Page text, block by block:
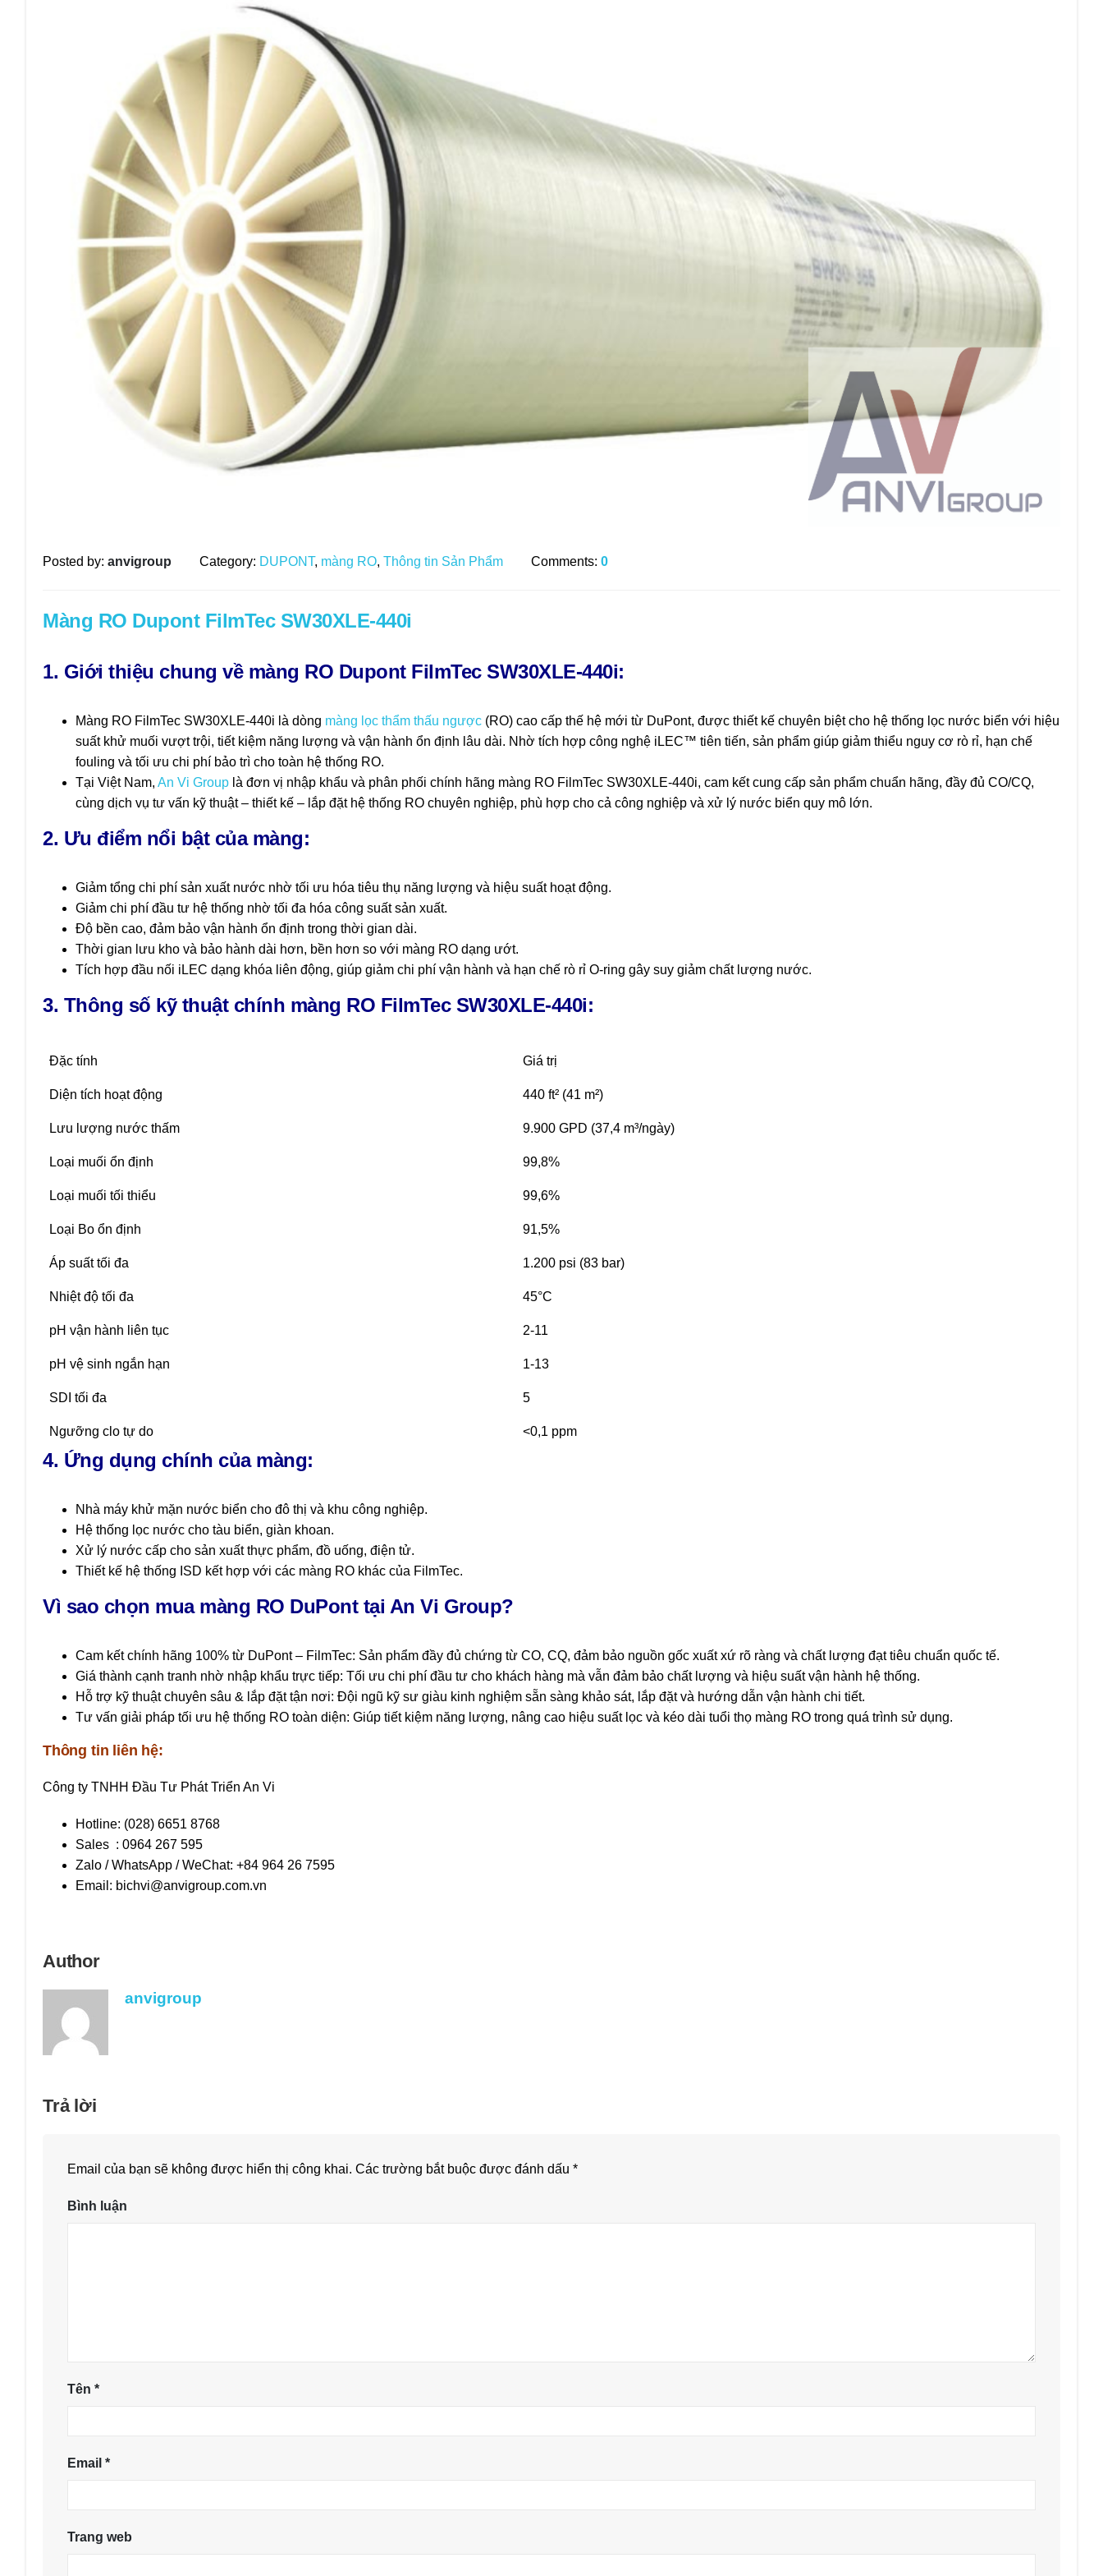
Posted by: anvigroup Category: DUPONT, màng RO, Thông tin Sản Phẩm Comments: 0
Màng RO Dupont FilmTec SW30XLE-440i
1. Giới thiệu chung về màng RO Dupont FilmTec SW30XLE-440i:
Màng RO FilmTec SW30XLE-440i là dòng màng lọc thẩm thấu ngược (RO) cao cấp thế hệ mới từ DuPont, được thiết kế chuyên biệt cho hệ thống lọc nước biển với hiệu
suất khử muối vượt trội, tiết kiệm năng lượng và vận hành ổn định lâu dài. Nhờ tích hợp công nghệ iLEC™ tiên tiến, sản phẩm giúp giảm thiểu nguy cơ rò rỉ, hạn chế
fouling và tối ưu chi phí bảo trì cho toàn hệ thống RO.
Tại Việt Nam, An Vi Group là đơn vị nhập khẩu và phân phối chính hãng màng RO FilmTec SW30XLE-440i, cam kết cung cấp sản phẩm chuẩn hãng, đầy đủ CO/CQ,
cùng dịch vụ tư vấn kỹ thuật – thiết kế – lắp đặt hệ thống RO chuyên nghiệp, phù hợp cho cả công nghiệp và xử lý nước biển quy mô lớn.
2. Ưu điểm nổi bậtcủa màng:
Giảm tổng chi phí sản xuất nước nhờ tối ưu hóa tiêu thụ năng lượng và hiệu suất hoạt động.
Giảm chi phí đầu tư hệ thống nhờ tối đa hóa công suất sản xuất.
Độ bền cao, đảm bảo vận hành ổn định trong thời gian dài.
Thời gian lưu kho và bảo hành dài hơn, bền hơn so với màng RO dạng ướt.
Tích hợp đầu nối iLEC dạng khóa liên động, giúp giảm chi phí vận hành và hạn chế rò rỉ O-ring gây suy giảm chất lượng nước.
3. Thông số kỹ thuật chính màng RO FilmTec SW30XLE-440i:
Đặc tính Giá trị
Diện tích hoạt động 440 ft² (41 m²)
Lưu lượng nước thấm 9.900 GPD (37,4 m³/ngày)
Loại muối ổn định 99,8%
Loại muối tối thiểu 99,6%
Loại Bo ổn định 91,5%
Áp suất tối đa 1.200 psi (83 bar)
Nhiệt độ tối đa 45°C
pH vận hành liên tục 2-11
pH vệ sinh ngắn hạn 1-13
SDI tối đa 5
Ngưỡng clo tự do <0,1 ppm
4. Ứng dụng chính của màng:
Nhà máy khử mặn nước biển cho đô thị và khu công nghiệp.
Hệ thống lọc nước cho tàu biển, giàn khoan.
Xử lý nước cấp cho sản xuất thực phẩm, đồ uống, điện tử.
Thiết kế hệ thống ISD kết hợp với các màng RO khác của FilmTec.
Vì sao chọn mua màng RO DuPont tại An Vi Group?
Cam kết chính hãng 100% từ DuPont– FilmTec: Sản phẩm đầy đủ chứng từ CO, CQ, đảm bảo nguồn gốc xuất xứ rõ ràng và chất lượng đạt tiêu chuẩn quốc tế.
Giá thành cạnh tranh nhờ nhập khẩu trực tiếp: Tối ưu chi phí đầu tư cho khách hàng mà vẫn đảm bảo chất lượng và hiệu suất vận hành hệ thống.
Hỗ trợ kỹ thuật chuyên sâu & lắp đặt tận nơi: Đội ngũ kỹ sư giàu kinh nghiệm sẵn sàng khảo sát, lắp đặt và hướng dẫn vận hành chi tiết.
Tư vấn giải pháp tối ưu hệ thống RO toàn diện: Giúp tiết kiệm năng lượng, nâng cao hiệu suất lọc và kéo dài tuổi thọ màng RO trong quá trình sử dụng.
Thông tin liên hệ:
Công ty TNHH Đầu Tư Phát Triển An Vi
Hotline: (028) 6651 8768
Sales : 0964 267 595
Zalo / WhatsApp / WeChat: +84 964 26 7595
Email: bichvi@anvigroup.com.vn
Author
anvigroup
Trả lời
Email của bạn sẽ không được hiển thị công khai. Các trường bắt buộc được đánh dấu *
Bình luận
Tên *
Email *
Trang web